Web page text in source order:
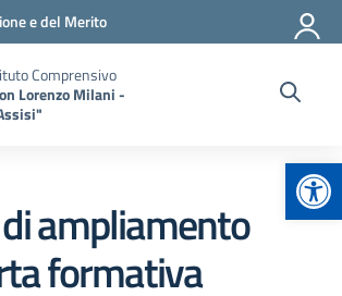
e del Merito
Comprensivo
Lorenzo Milani -
ampliamento
formativa